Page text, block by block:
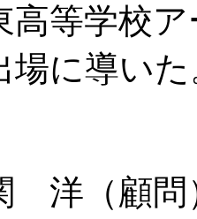
高等学校
場に導い
洋（顧問